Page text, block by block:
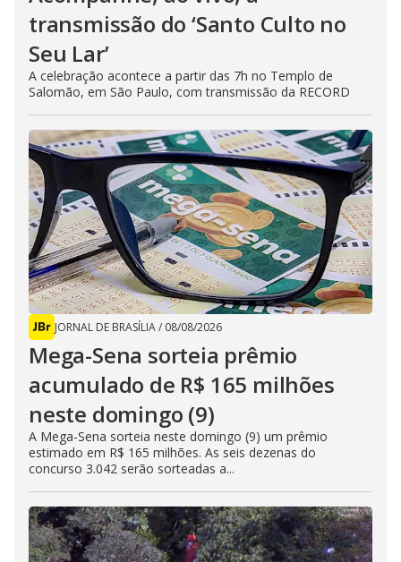
transmissão do ‘Santo Culto no
Seu Lar’
A celebração acontece a partir das 7h no Templo de
Salomão, em São Paulo, com transmissão da RECORD
JORNAL DE BRASÍLIA/ 08/08/2026
Mega-Sena sorteia prêmio
acumulado de R$ 165 milhões
neste domingo (9)
A Mega-Sena sorteia neste domingo (9) um prêmio
estimado em R$ 165 milhões. As seis dezenas do
concurso 3.042 serão sorteadas a...